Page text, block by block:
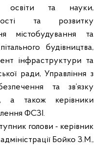
освіти та науки,
та розвитку
містобудування та
будівництва,
інфраструктури та
ради, Управління з
та зв’язку
а також керівники
ФСЗІ.
голови - керівник
Бойко З.М.,